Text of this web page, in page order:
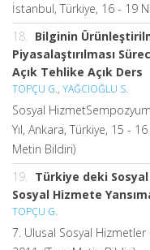
İstanbul, Türkiye, 16 - 19
18. Bilginin
Piyasalaştırılması
Açık Tehlike Açık Ders
TOPÇU G., YAĞCIOĞLU S.
Sosyal
Yıl, Ankara, Türkiye, 15 -
Metin Bildiri)
19. Türkiye deki
Sosyal Hizmete
TOPÇU G.
7. Ulusal Sosyal Hizmetler